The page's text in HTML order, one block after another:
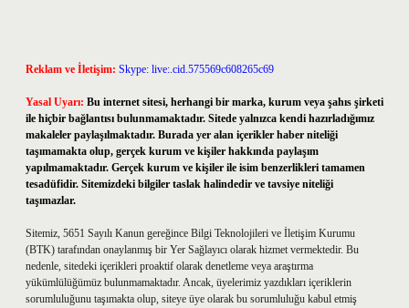
Reklam ve İletişim: Skype: live:.cid.575569c608265c69
Yasal Uyarı: Bu internet sitesi, herhangi bir marka, kurum veya şahıs şirketi
ile hiçbir bağlantısı bulunmamaktadır. Sitede yalnızca kendi hazırladığımız
makaleler paylaşılmaktadır. Burada yer alan içerikler haber niteliği
taşımamakta olup, gerçek kurum ve kişiler hakkında paylaşım
yapılmamaktadır. Gerçek kurum ve kişiler ile isim benzerlikleri tamamen
tesadüfidir. Sitemizdeki bilgiler taslak halindedir ve tavsiye niteliği
taşımazlar.
Sitemiz, 5651 Sayılı Kanun gereğince Bilgi Teknolojileri ve İletişim Kurumu
(BTK) tarafından onaylanmış bir Yer Sağlayıcı olarak hizmet vermektedir. Bu
nedenle, sitedeki içerikleri proaktif olarak denetleme veya araştırma
yükümlülüğümüz bulunmamaktadır. Ancak, üyelerimiz yazdıkları içeriklerin
sorumluluğunu taşımakta olup, siteye üye olarak bu sorumluluğu kabul etmiş